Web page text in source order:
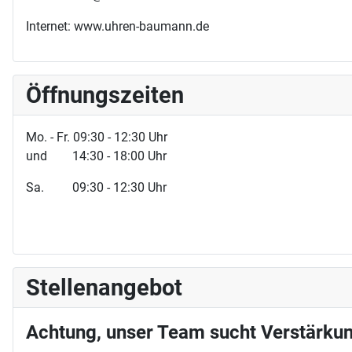
Internet: www.uhren-baumann.de
Öffnungszeiten
Mo. - Fr. 09:30 - 12:30 Uhr
und 14:30 - 18:00 Uhr
Sa. 09:30 - 12:30 Uhr
Stellenangebot
Achtung, unser Team sucht